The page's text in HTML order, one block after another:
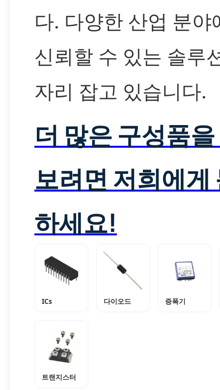
다. 다양한 산업 분야
신뢰할 수 있는 솔루
자리 잡고 있습니다.
더 많은 구성품
보려면 저희에게
하세요!
ICs 다이오드 증폭기
트랜지스터